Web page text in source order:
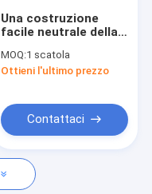
Una costruzione
facile neutrale della
sigillante di vetro del
silicone della parte
MOQ:1 scatola
Ottieni l'ultimo prezzo
Contattaci